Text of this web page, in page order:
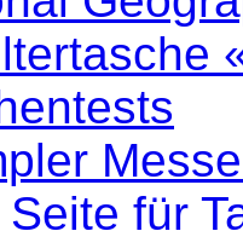
für